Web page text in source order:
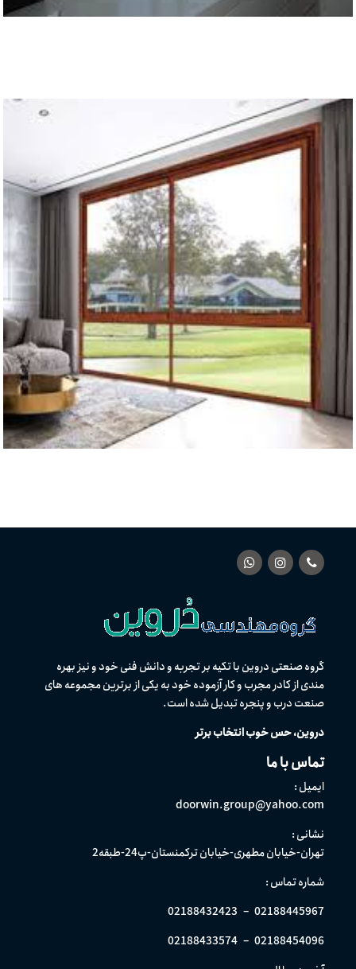
گروه صنعتی دروین با تکیه بر تجربه و دانش فنی خود و نیز بهره
مندی از كادر مجرب و کار آزموده خود به یکی از برترین مجموعه های
صنعت درب و پنجره تبدیل شده است.
دروین، حس خوب انتخاب برتر
تماس با ما
ایمیل :
doorwin.group@yahoo.com
نشانی :
تهران-خیابان مطهری-خیابان ترکمنستان-پ24-طبقه2
شماره تماس :
02188445967
–
02188432423
02188454096
–
02188433574